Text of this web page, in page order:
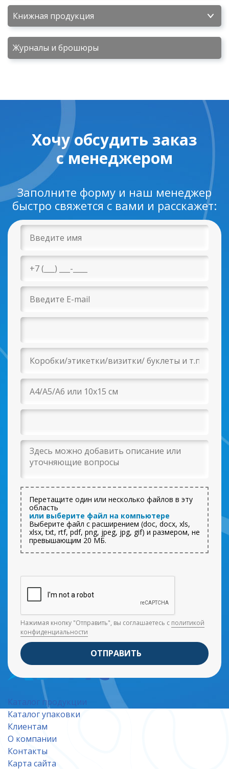
Книжная продукция
Журналы и брошюры
Хочу обсудить заказ
с менеджером
Заполните форму и наш менеджер
быстро свяжется с вами и расскажет:
Перетащите один или несколько файлов в эту
область
или выберите файл на компьютере
Выберите файл с расширением (doc, docx, xls,
xlsx, txt, rtf, pdf, png, jpeg, jpg, gif) и размером, не
превышающим 20 МБ.
Нажимая кнопку "Отправить", вы соглашаетесь с политикой
конфиденциальности
ОТПРАВИТЬ
Каталог продукции
Каталог упаковки
Клиентам
О компании
Контакты
Карта сайта